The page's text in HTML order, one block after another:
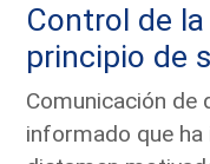
Control de
principio de
Comunicación de
informado que